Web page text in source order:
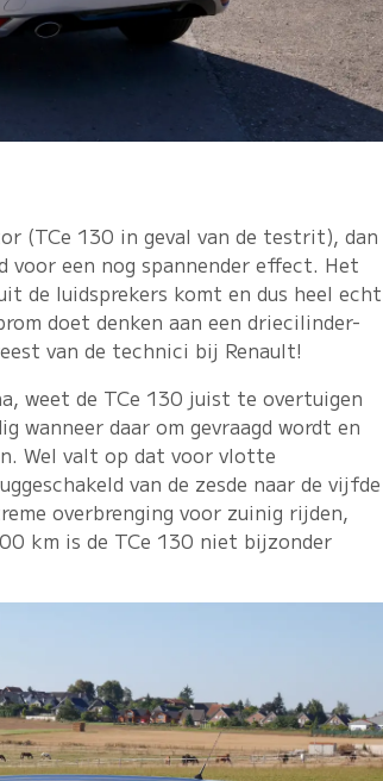
(TCe 130 in geval van de testrit), dan
een nog spannender effect. Het
de luidsprekers komt en dus heel echt
doet denken aan een driecilinder-
van de technici bij Renault!
weet de TCe 130 juist te overtuigen
wanneer daar om gevraagd wordt en
Wel valt op dat voor vlotte
van de zesde naar de vijfde
overbrenging voor zuinig rijden,
km is de TCe 130 niet bijzonder